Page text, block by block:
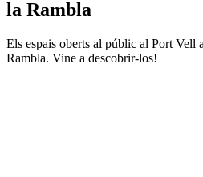
la Rambla
Els espais oberts al públic al Port Vell
Rambla. Vine a descobrir-los!